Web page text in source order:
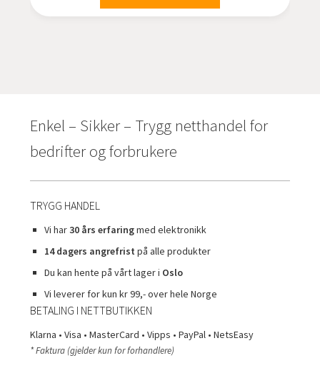
Enkel – Sikker – Trygg netthandel for
bedrifter og forbrukere
TRYGG HANDEL
Vi har30 års erfaringmed elektronikk
14 dagers angrefrist på alle produkter
Du kan hente på vårt lager i Oslo
Vi leverer for kun kr 99,- over hele Norge
BETALING I NETTBUTIKKEN
Klarna • Visa • MasterCard • Vipps • PayPal • NetsEasy
* Faktura (gjelder kun for forhandlere)